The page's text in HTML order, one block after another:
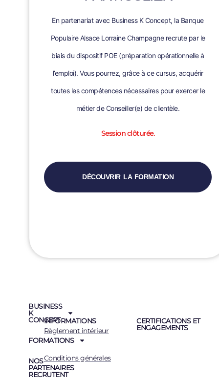
En partenariat avec Business K Concept, la Banque
Populaire Alsace Lorraine Champagne recrute par le
biais du dispositif POE (préparation opérationnelle à
l’emploi). Vous pourrez, grâce à ce cursus, acquérir
toutes les compétences nécessaires pour exercer le
métier de Conseiller(e) de clientèle.
Session clôturée.
DÉCOUVRIR LA FORMATION
BUSINESS
K
CONCEPT
FORMATIONS
NOS
PARTENAIRES
RECRUTENT
INFORMATIONS
Règlement intérieur
Conditions générales
CERTIFICATIONS ET
ENGAGEMENTS